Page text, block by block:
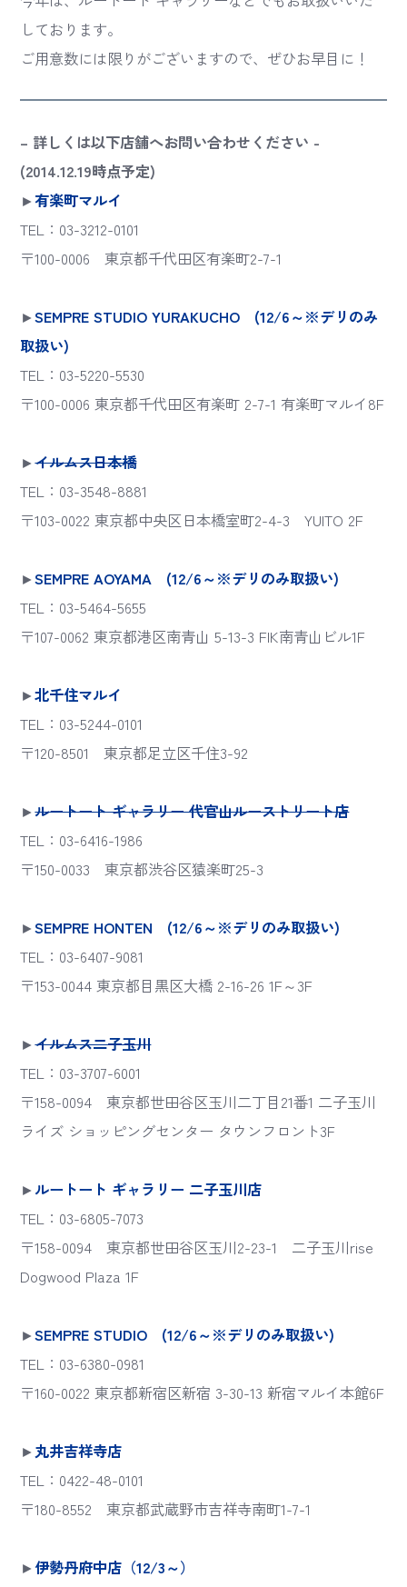
しております。
ご用意数には限りがございますので、ぜひお早目に！
– 詳しくは以下店舗へお問い合わせください -
(2014.12.19時点予定)
►有楽町マルイ
TEL：03-3212-0101
〒100-0006 東京都千代田区有楽町2-7-1
►SEMPRE STUDIO YURAKUCHO (12/6～※デリのみ
取扱い)
TEL：03-5220-5530
〒100-0006 東京都千代田区有楽町 2-7-1 有楽町マルイ8F
►イルムス日本橋
TEL：03-3548-8881
〒103-0022 東京都中央区日本橋室町2-4-3 YUITO 2F
►SEMPRE AOYAMA (12/6～※デリのみ取扱い)
TEL：03-5464-5655
〒107-0062 東京都港区南青山 5-13-3 FIK南青山ビル1F
►北千住マルイ
TEL：03-5244-0101
〒120-8501 東京都足立区千住3-92
►ルートート ギャラリー 代官山ルーストリート店
TEL：03-6416-1986
〒150-0033 東京都渋谷区猿楽町25-3
►SEMPRE HONTEN (12/6～※デリのみ取扱い)
TEL：03-6407-9081
〒153-0044 東京都目黒区大橋 2-16-26 1F～3F
►イルムス二子玉川
TEL：03-3707-6001
〒158-0094 東京都世田谷区玉川二丁目21番1 二子玉川
ライズ ショッピングセンター タウンフロント3F
►ルートート ギャラリー 二子玉川店
TEL：03-6805-7073
〒158-0094 東京都世田谷区玉川2-23-1 二子玉川rise
Dogwood Plaza 1F
►SEMPRE STUDIO (12/6～※デリのみ取扱い)
TEL：03-6380-0981
〒160-0022 東京都新宿区新宿 3-30-13 新宿マルイ本館6F
►丸井吉祥寺店
TEL：0422-48-0101
〒180-8552 東京都武蔵野市吉祥寺南町1-7-1
►伊勢丹府中店（12/3～）